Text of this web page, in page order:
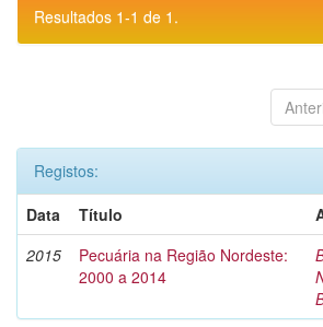
Resultados 1-1 de 1.
Registos:
Data
Título
2015
Pecuária na Região Nordeste:
2000 a 2014